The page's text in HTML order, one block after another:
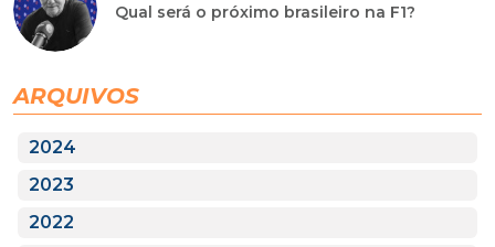
Qual será o próximo brasileiro na F1?
ARQUIVOS
2024
2023
2022